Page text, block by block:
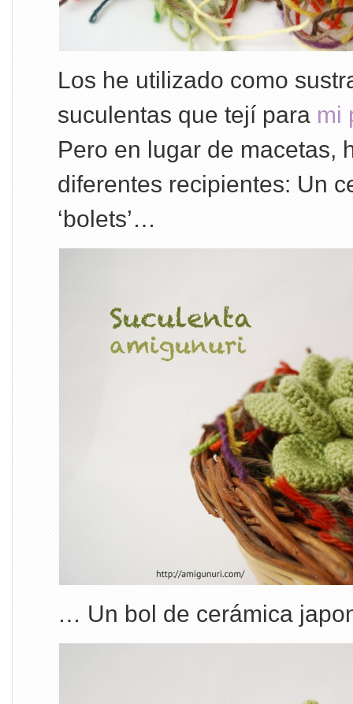
Los he utilizado como
suculentas que tejí para mi
Pero en lugar de macetas,
diferentes recipientes: Un
‘bolets’…
… Un bol de cerámica